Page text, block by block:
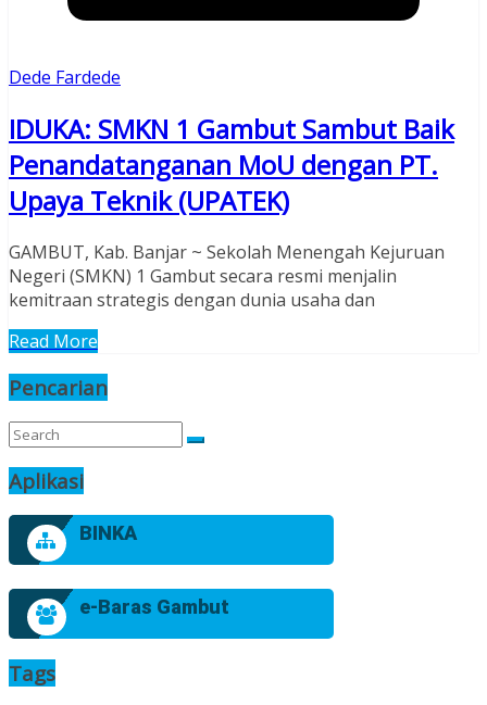
Dede Fardede
IDUKA: SMKN 1 Gambut Sambut Baik
Penandatanganan MoU dengan PT.
Upaya Teknik (UPATEK)
GAMBUT, Kab. Banjar ~ Sekolah Menengah Kejuruan
Negeri (SMKN) 1 Gambut secara resmi menjalin
kemitraan strategis dengan dunia usaha dan
Read More
Pencarian
Aplikasi
BINKA
e-Baras Gambut
Tags